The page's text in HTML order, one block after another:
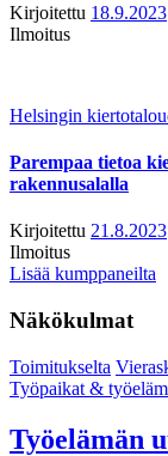
Kirjoitettu 18.9.2023
Ilmoitus
Helsingin
Parempaa tietoa
rakennusalalla
Kirjoitettu 21.8.2023
Ilmoitus
Lisää kumppaneilta
Näkökulmat
Toimitukselta
Työpaikat &
Työelämän